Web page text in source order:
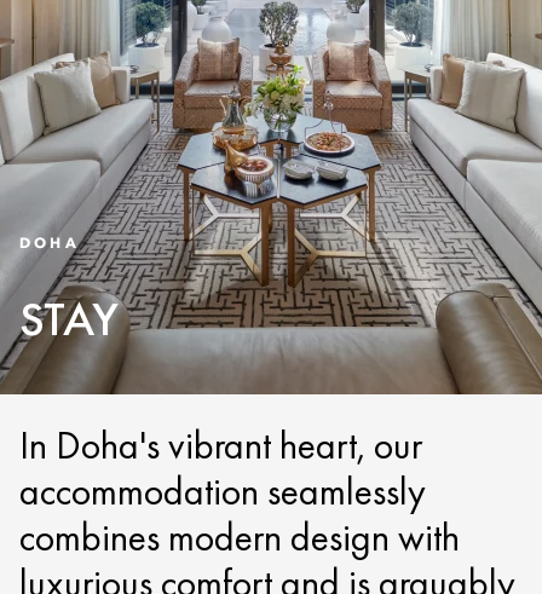
DOHA
STAY
In Doha's vibrant heart, our
accommodation seamlessly
combines modern design with
luxurious comfort and is arguably